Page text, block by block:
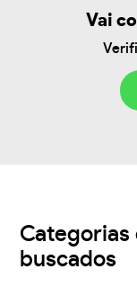
Vai
Categorias
buscados